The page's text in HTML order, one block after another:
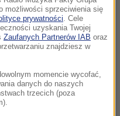
alternatywnej przez
video:
możliwości sprzeciwienia się
prywatności . Cele
uzyskania Twojej
Zaufanych Partnerów IAB oraz
znajdziesz w
momencie wycofać,
danych do naszych
trzecich (poza